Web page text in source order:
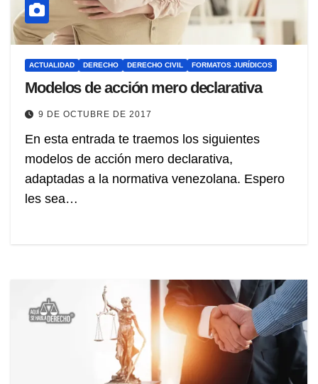
ACTUALIDAD DERECHO DERECHO CIVIL FORMATOS JURÍDICOS
Modelos de acción mero declarativa
9 DE OCTUBRE DE 2017
En esta entrada te traemos los siguientes
modelos de acción mero declarativa,
adaptadas a la normativa venezolana. Espero
les sea…